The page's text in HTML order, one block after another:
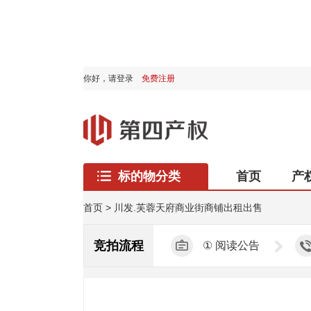
你好， 请登录 免费注册
标的物分类 首页
产
西藏专区
首页 > 川发.芙蓉天府商业街商铺出租出售
竞拍流程 ① 阅读公告